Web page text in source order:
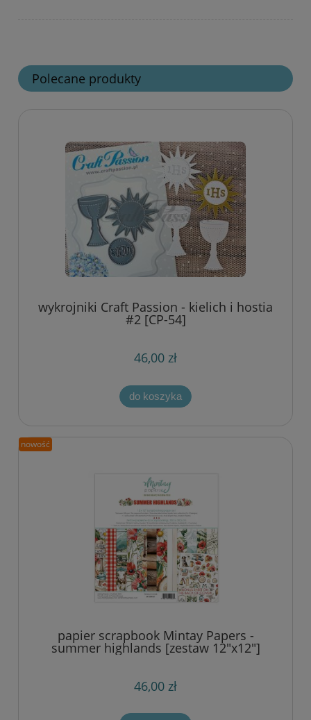
Polecane produkty
wykrojniki Craft Passion - kielich i hostia
#2 [CP-54]
46,00 zł
do koszyka
papier scrapbook Mintay Papers -
summer highlands [zestaw 12"x12"]
46,00 zł
nowość